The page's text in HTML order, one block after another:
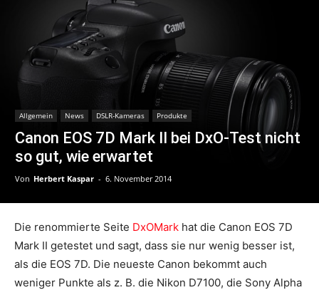
Allgemein News DSLR-Kameras Produkte
Canon EOS 7D Mark II bei DxO-Test nicht
so gut, wie erwartet
Von Herbert Kaspar - 6. November 2014
Die renommierte Seite DxOMark hat die Canon EOS 7D
Mark II getestet und sagt, dass sie nur wenig besser ist,
als die EOS 7D. Die neueste Canon bekommt auch
weniger Punkte als z. B. die Nikon D7100, die Sony Alpha